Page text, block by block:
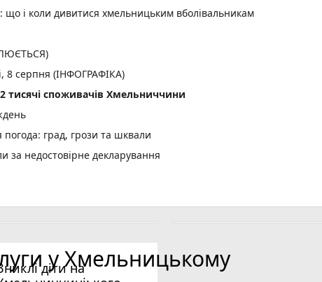
що і коли дивитися хмельницьким вболівальникам
8 серпня (ІНФОГРАФІКА)
тисячі споживачів Хмельниччини
град, грози та шквали
за недостовірне декларування
дронів анонсував продовження ударів по цілях у РФ
діти на
у Хмельницькому